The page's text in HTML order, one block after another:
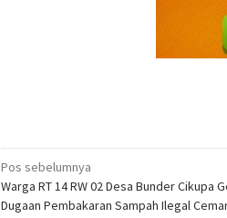
Navigasi
pos
Pos sebelumnya
Warga RT 14 RW 02 Desa Bunder Cikupa
Dugaan Pembakaran Sampah Ilegal